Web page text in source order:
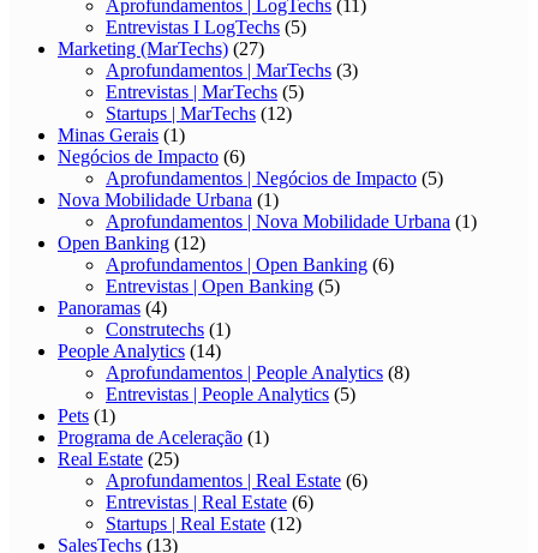
Aprofundamentos | LogTechs (11)
Entrevistas I LogTechs (5)
Marketing (MarTechs) (27)
Aprofundamentos | MarTechs (3)
Entrevistas | MarTechs (5)
Startups | MarTechs (12)
Minas Gerais (1)
Negócios de Impacto (6)
Aprofundamentos | Negócios de Impacto (5)
Nova Mobilidade Urbana (1)
Aprofundamentos | Nova Mobilidade Urbana (1)
Open Banking (12)
Aprofundamentos | Open Banking (6)
Entrevistas | Open Banking (5)
Panoramas (4)
Construtechs (1)
People Analytics (14)
Aprofundamentos | People Analytics (8)
Entrevistas | People Analytics (5)
Pets (1)
Programa de Aceleração (1)
Real Estate (25)
Aprofundamentos | Real Estate (6)
Entrevistas | Real Estate (6)
Startups | Real Estate (12)
SalesTechs (13)